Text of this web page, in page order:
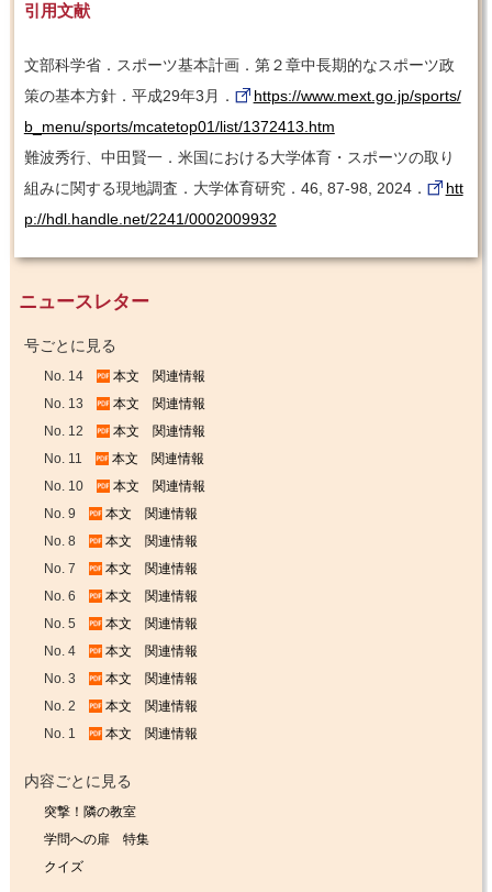
引用文献
文部科学省．スポーツ基本計画．第２章中長期的なスポーツ政
策の基本方針．平成29年3月．
https://www.mext.go.jp/sports/
b_menu/sports/mcatetop01/list/1372413.htm
難波秀行、中田賢一．米国における大学体育・スポーツの取り
組みに関する現地調査．大学体育研究．46, 87-98, 2024．
htt
p://hdl.handle.net/2241/0002009932
ニュースレター
号ごとに見る
No. 14 本文
関連情報
No. 13
本文
関連情報
No. 12
本文
関連情報
No. 11
本文
関連情報
No. 10
本文
関連情報
No. 9
本文
関連情報
No. 8
本文
関連情報
No. 7
本文
関連情報
No. 6
本文
関連情報
No. 5
本文
関連情報
No. 4
本文
関連情報
No. 3
本文
関連情報
No. 2
本文
関連情報
No. 1
本文 関連情報
内容ごとに見る
突撃！隣の教室
学問への扉 特集
クイズ